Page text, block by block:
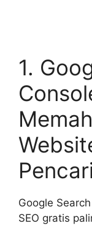
1.
Google
SEO gratis